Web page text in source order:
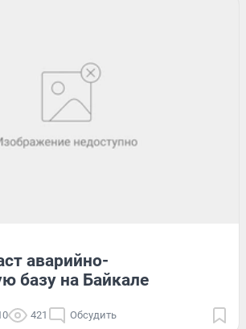
аварийно-
базу на Байкале
421 Обсудить